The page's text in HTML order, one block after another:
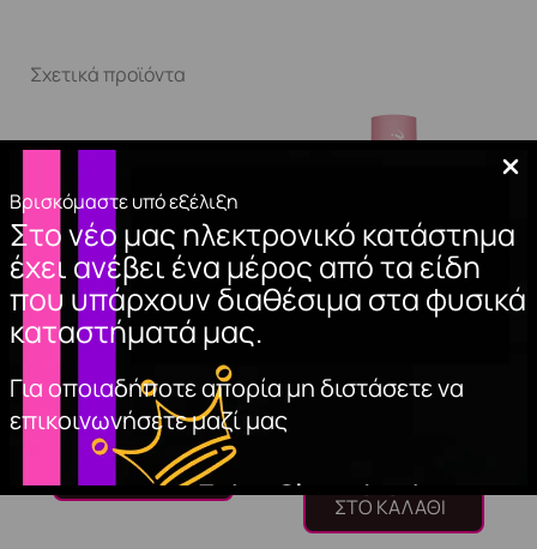
Βρισκόμαστε υπό εξέλιξη
Στο νέο μας ηλεκτρονικό κατάστημα
έχει ανέβει ένα μέρος από τα είδη
που υπάρχουν διαθέσιμα στα φυσικά
καταστήματά μας.
Για οποιαδήποτε απορία μη διστάσετε να
επικοινωνήσετε μαζί μας
Σχετικά προϊόντα
2,90€
ΠΡΟΣΘΉΚΗ
ΣΤΟ ΚΑΛΆΘΙ
HYBRID 15ml.
ΠΡΟΣΘΉΚΗ
ΣΤΟ ΚΑΛΆΘΙ